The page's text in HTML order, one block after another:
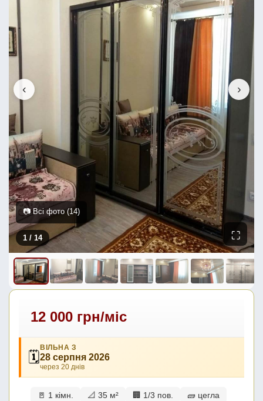
‹ ›
1 / 14 ⛶
📷 Всі фото (14)
12 000 грн/міс
🗓
ВІЛЬНА З
28 серпня 2026
через 20 днів
🚪 1 кімн. 📐 35 м² 🏢 1/3 пов. 🧱 цегла